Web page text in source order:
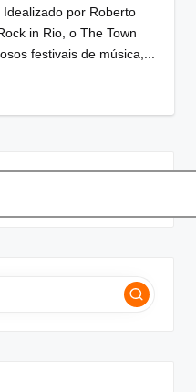
por Roberto
in Rio, o The Town
festivais de música,...